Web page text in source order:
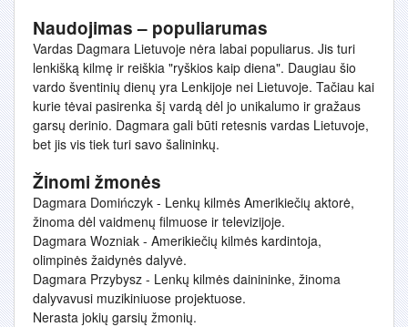
Naudojimas – populiarumas
Vardas Dagmara Lietuvoje nėra labai populiarus. Jis turi
lenkišką kilmę ir reiškia "ryškios kaip diena". Daugiau šio
vardo šventinių dienų yra Lenkijoje nei Lietuvoje. Tačiau kai
kurie tėvai pasirenka šį vardą dėl jo unikalumo ir gražaus
garsų derinio. Dagmara gali būti retesnis vardas Lietuvoje,
bet jis vis tiek turi savo šalininkų.
Žinomi žmonės
Dagmara Domińczyk - Lenkų kilmės Amerikiečių aktorė,
žinoma dėl vaidmenų filmuose ir televizijoje.
Dagmara Wozniak - Amerikiečių kilmės kardintoja,
olimpinės žaidynės dalyvė.
Dagmara Przybysz - Lenkų kilmės dainininke, žinoma
dalyvavusi muzikiniuose projektuose.
Nerasta jokių garsių žmonių.